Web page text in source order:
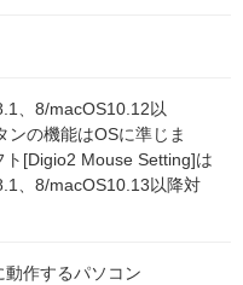
、8/macOS10.12以
の機能はOSに準じま
ト[Digio2 Mouse Setting]は
、8/macOS10.13以降対
動作するパソコン